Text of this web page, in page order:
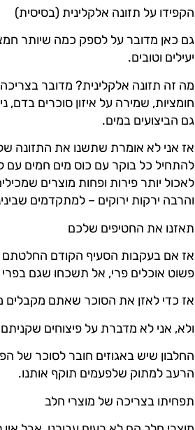
הקפידו על תזונה אלקלינית (בסיסית)
יעילים וטובים.
מה זה תזונה אלקלינית? מדובר
חומציות, שמירה על איזון סוכרים
גם הביצועים במים.
אז אני לא אומרת שתשנו את התזונה שלכם ב-180 מעלות ומיד, אבל
להתחיל כל בוקר עם כוס מים חמים עם
לאכול יותר פירות ופחות מוצרים
והרבה ירקות ירוקים – למתקדמים
תאזנו את החטיפים שלכם
אז אם בעקבות הסעיף הקודם
פשוט אוכלים פרי, אל תשכחו שגם בפרי
אז כדי לאזן את הסוכר שאתם מקבלים
ולא, אני לא מדברת על פיצוחים
החלבון שיש באגוזים חובר לסוכר של
הרעב למתוק שלפעמים תוקף אותנו.
תפחיתו בצריכה של מוצרי חלב